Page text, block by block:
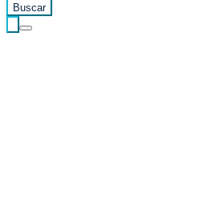
Buscar